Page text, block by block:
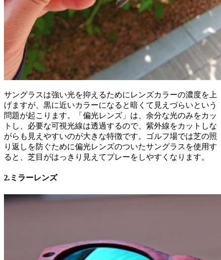
サングラスは強い光を抑えるためにレンズカラーの濃度を上
げますが、黒に近いカラーになると暗くて見えづらいという
問題が起こります。「偏光レンズ」は、余分な光のみをカッ
トし、必要な可視光線は透過するので、紫外線をカットしな
がらも見えやすいのが大きな特徴です。ゴルフ場では芝の照
り返しを防ぐために偏光レンズのついたサングラスを使用す
ると、芝目がはっきり見えてプレーをしやすくなります。
2.ミラーレンズ